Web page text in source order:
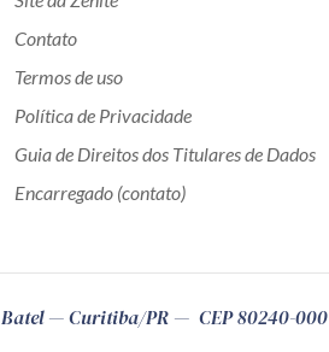
Contato
Termos de uso
Política de Privacidade
Guia de Direitos dos Titulares de Dados
Encarregado (contato)
Batel Curitiba/PR CEP80240-000